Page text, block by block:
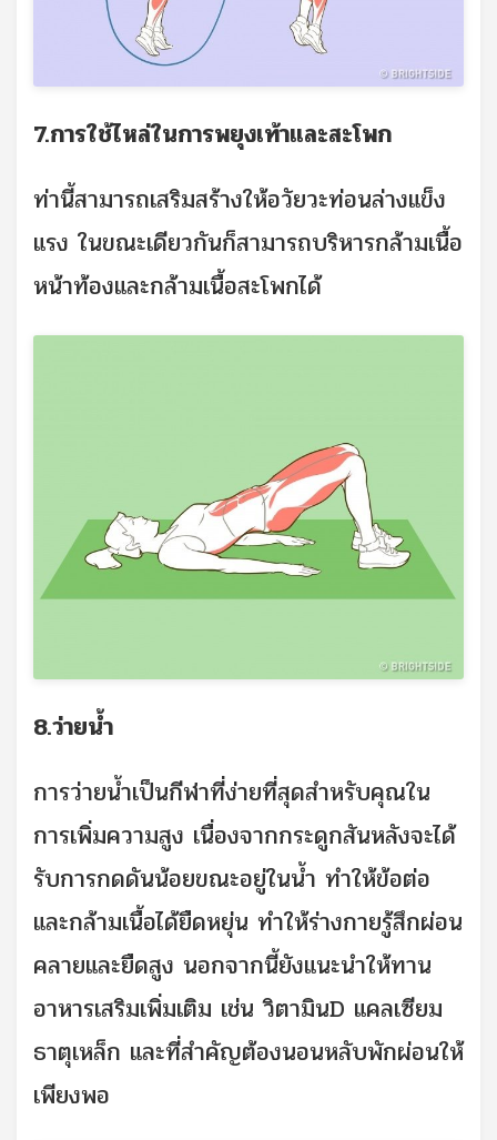
7.การใช้ไหล่ในการพยุงเท้าและสะโพก
ท่านี้สามารถเสริมสร้างให้อวัยวะท่อนล่างแข็ง
แรง ในขณะเดียวกันก็สามารถบริหารกล้ามเนื้อ
หน้าท้องและกล้ามเนื้อสะโพกได้
8.ว่ายน้ำ
การว่ายน้ำเป็นกีฬาที่ง่ายที่สุดสำหรับคุณใน
การเพิ่มความสูง เนื่องจากกระดูกสันหลังจะได้
รับการกดดันน้อยขณะอยู่ในน้ำ ทำให้ข้อต่อ
และกล้ามเนื้อได้ยืดหยุ่น ทำให้ร่างกายรู้สึกผ่อน
คลายและยืดสูง นอกจากนี้ยังแนะนำให้ทาน
อาหารเสริมเพิ่มเติม เช่น วิตามินD แคลเซียม
ธาตุเหล็ก และที่สำคัญต้องนอนหลับพักผ่อนให้
เพียงพอ